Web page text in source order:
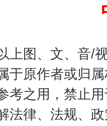
上图、文、音/
于原作者或归
考之用，禁止
法律、法规、
今